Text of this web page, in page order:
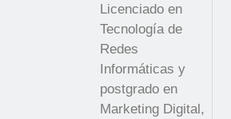
Licenciado en
Tecnología de
Redes
Informáticas y
postgrado en
Marketing Digital,